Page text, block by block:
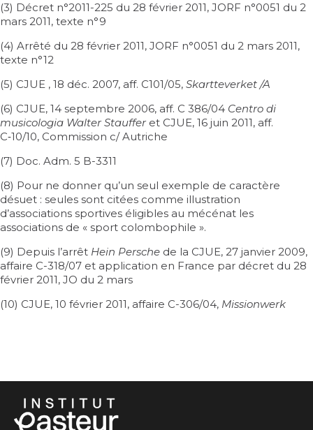
(3) Décret n°2011-225 du 28 février 2011, JORF n°0051 du 2
mars 2011, texte n°9
(4) Arrêté du 28 février 2011, JORF n°0051 du 2 mars 2011,
texte n°12
(5) CJUE , 18 déc. 2007, aff. C101/05, Skartteverket /A
(6) CJUE, 14 septembre 2006, aff. C 386/04 Centro di
musicologia Walter Stauffer et CJUE, 16 juin 2011, aff.
C‑10/10, Commission c/ Autriche
(7) Doc. Adm. 5 B-3311
(8) Pour ne donner qu’un seul exemple de caractère
désuet : seules sont citées comme illustration
d’associations sportives éligibles au mécénat les
associations de « sport colombophile ».
(9) Depuis l’arrêt Hein Persche de la CJUE, 27 janvier 2009,
affaire C-318/07 et application en France par décret du 28
février 2011, JO du 2 mars
(10) CJUE, 10 février 2011, affaire C-306/04, Missionwerk